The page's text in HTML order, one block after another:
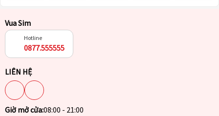
Vua Sim
Hotline
0877.555555
LIÊN HỆ
Giờ mở cửa:08:00 - 21:00